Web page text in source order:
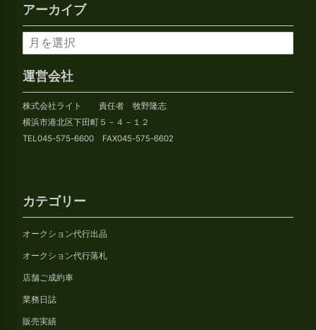
アーカイブ
ア
ー
カ
イ
ブ
運営会社
株式会社ライト 責任者 牧野隆志
横浜市港北区下田町５－４－１２
TEL045-575-6600 FAX045-575-6602
カテゴリー
オークション代行出品
オークション代行落札
店舗ご成約車
業務日誌
販売実績